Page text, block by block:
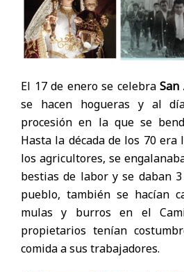
El 17 de enero se celebra San
se hacen hogueras y al
procesión en la que se
Hasta la década de los 70
los agricultores, se
bestias de labor y se daban
pueblo, también se hacían
mulas y burros en el
propietarios tenían
comida a sus trabajadores.